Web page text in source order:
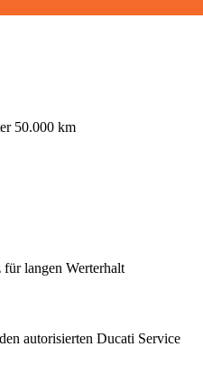
50.000 km
für langen Werterhalt
autorisierten Ducati Service